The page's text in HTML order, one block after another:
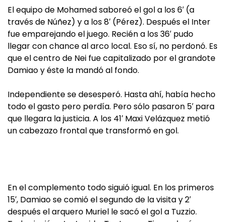
El equipo de Mohamed saboreó el gol a los 6′ (a
través de Núñez) y a los 8′ (Pérez). Después el Inter
fue emparejando el juego. Recién a los 36′ pudo
llegar con chance al arco local. Eso sí, no perdonó. Es
que el centro de Nei fue capitalizado por el grandote
Damiao y éste la mandó al fondo.
Independiente se desesperó. Hasta ahí, había hecho
todo el gasto pero perdía. Pero sólo pasaron 5′ para
que llegara la justicia. A los 41′ Maxi Velázquez metió
un cabezazo frontal que transformó en gol.
En el complemento todo siguió igual. En los primeros
15′, Damiao se comió el segundo de la visita y 2′
después el arquero Muriel le sacó el gol a Tuzzio.